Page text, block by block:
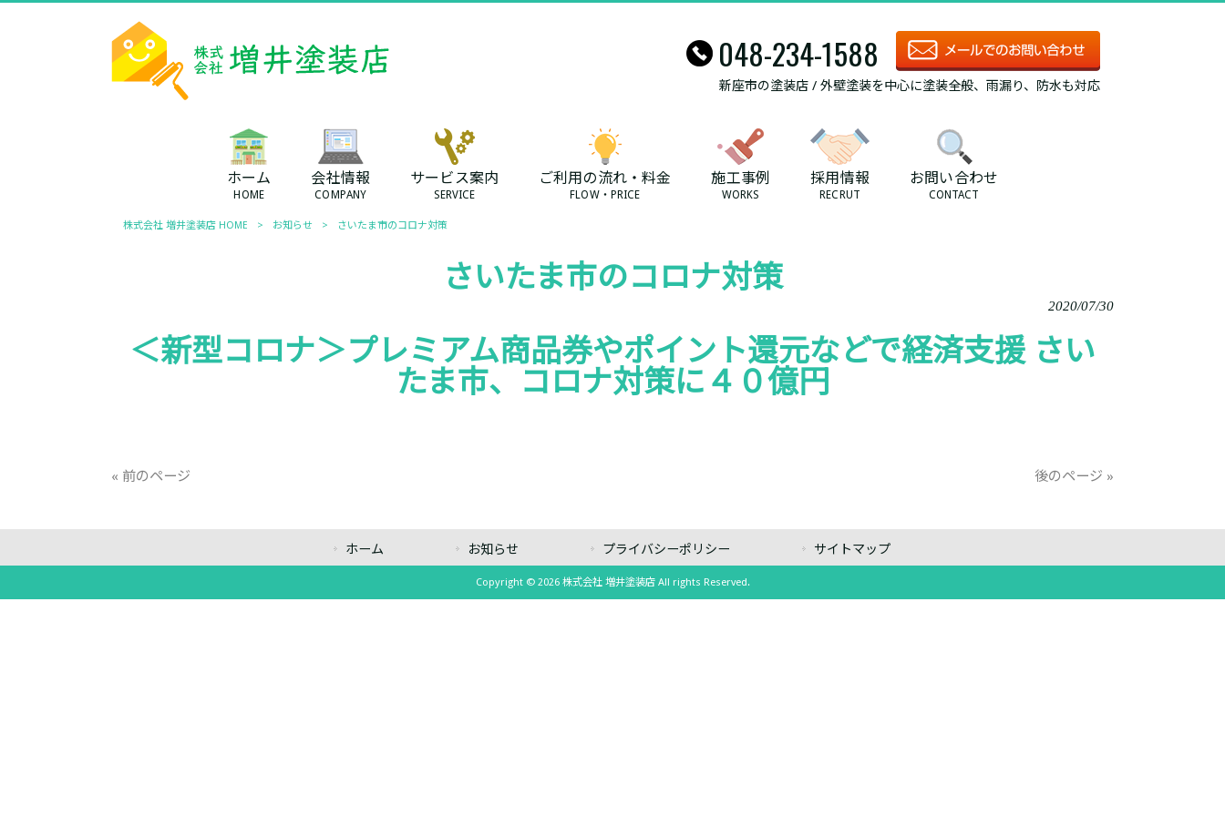
048-234-1588
新座市の塗装店 / 外壁塗装を中心に塗装全般、雨漏り、防水も対応
ホーム
HOME
会社情報
COMPANY
サービス案内
SERVICE
ご利用の流れ・料金
FLOW・PRICE
施工事例
WORKS
採用情報
RECRUT
お問い合わせ
CONTACT
株式会社 増井塗装店 HOME > お知らせ > さいたま市のコロナ対策
さいたま市のコロナ対策
2020/07/30
＜新型コロナ＞プレミアム商品券やポイント還元などで経済支援 さい
たま市、コロナ対策に４０億円
« 前のページ 後のページ »
ホーム お知らせ プライバシーポリシー サイトマップ
Copyright © 2026 株式会社 増井塗装店 All rights Reserved.